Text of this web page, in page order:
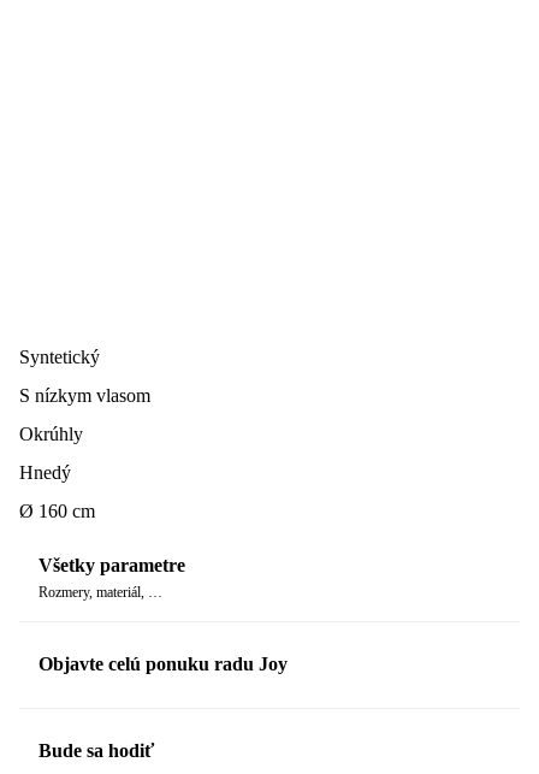
Syntetický
S nízkym vlasom
Okrúhly
Hnedý
Ø 160 cm
Všetky parametre
Rozmery, materiál, …
Objavte celú ponuku radu Joy
Bude sa hodiť